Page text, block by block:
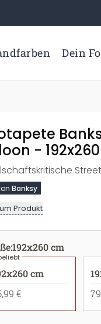
Dein
-
Banksy
Produkt
:192x260 cm
cm
€